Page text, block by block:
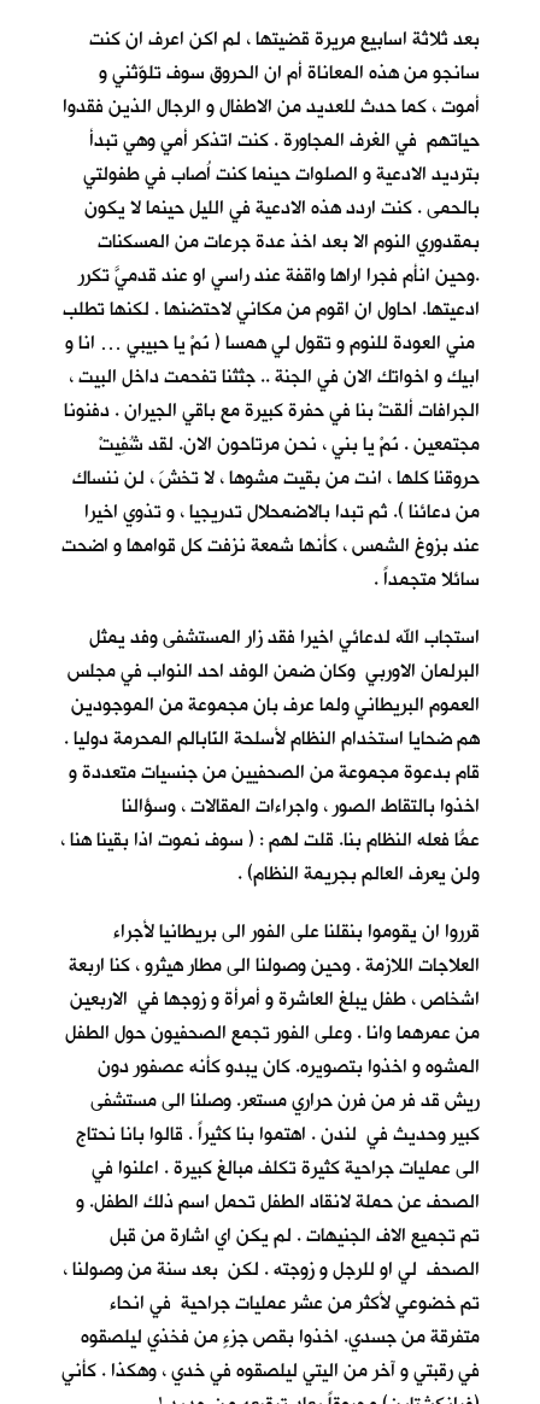
بعد ثلاثة اسابيع مريرة قضيتها ، لم اكن اعرف ان كنت
سانجو من هذه المعاناة أم ان الحروق سوف تلوّثني و
أموت ، كما حدث للعديد من الاطفال و الرجال الذين فقدوا
حياتهم في الغرف المجاورة . كنت اتذكر أمي وهي تبدأ
بترديد الادعية و الصلوات حينما كنت اُصاب في طفولتي
بالحمى . كنت اردد هذه الادعية في الليل حينما لا يكون
بمقدوري النوم الا بعد اخذ عدة جرعات من المسكنات
.وحين انأم فجرا اراها واقفة عند راسي او عند قدميَّ تكرر
ادعيتها. احاول ان اقوم من مكاني لاحتضنها . لكنها تطلب
مني العودة للنوم و تقول لي همسا ( نَمْ يا حبيبي … انا و
ابيك و اخواتك الان في الجنة .. جثثنا تفحمت داخل البيت ،
الجرافات ألقتْ بنا في حفرة كبيرة مع باقي الجيران . دفنونا
مجتمعين . نَمْ يا بني ، نحن مرتاحون الان. لقد شُفِيتْ
حروقنا كلها ، انت من بقيت مشوها ، لا تخشَ ، لن ننساك
من دعائنا ). ثم تبدا بالاضمحلال تدريجيا ، و تذوي اخيرا
عند بزوغ الشمس ، كأنها شمعة نزفت كل قوامها و اضحت
سائلا متجمداً .
استجاب الله لدعائي اخيرا فقد زار المستشفى وفد يمثل
البرلمان الاوربي وكان ضمن الوفد احد النواب في مجلس
العموم البريطاني ولما عرف بان مجموعة من الموجودين
هم ضحايا استخدام النظام لأسلحة النّابالم المحرمة دوليا .
قام بدعوة مجموعة من الصحفيين من جنسيات متعددة و
اخذوا بالتقاط الصور ، واجراءات المقالات ، وسؤالنا
عمّا فعله النظام بنا. قلت ُلهم : ( سوف نموت اذا بقينا هنا ،
ولن يعرف العالم بجريمة النظام) .
قرروا ان يقوموا بنقلنا على الفور الى بريطانيا لأجراء
العلاجات اللازمة . وحين وصولنا الى مطار هيثرو ، كنا اربعة
اشخاص ، طفل يبلغ العاشرة و أمرأة و زوجها في الاربعين
من عمرهما وانا . وعلى الفور تجمع الصحفيون حول الطفل
المشوه و اخذوا بتصويره. كان يبدو كأنه عصفور دون
ريش قد فر من فرن حراري مستعر. وصلنا الى مستشفى
كبير وحديث في لندن . اهتموا بنا كثيراً . قالوا بانا نحتاج
الى عمليات جراحية كثيرة تكلف مبالغ كبيرة . اعلنوا في
الصحف عن حملة لانقاد الطفل تحمل اسم ذلك الطفل. و
تم تجميع الاف الجنيهات . لم يكن اي اشارة من قبل
الصحف لي او للرجل و زوجته . لكن بعد سنة من وصولنا ،
تم خضوعي لأكثر من عشر عمليات جراحية في انحاء
متفرقة من جسدي. اخذوا بقص جزءٍ من فخذي ليلصقوه
في رقبتي و آخر من اليتي ليلصقوه في خدي ، وهكذا . كأني